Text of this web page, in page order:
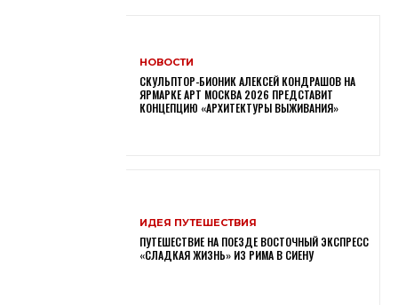
НОВОСТИ
СКУЛЬПТОР-БИОНИК АЛЕКСЕЙ КОНДРАШОВ НА
ЯРМАРКЕ АРТ МОСКВА 2026 ПРЕДСТАВИТ
КОНЦЕПЦИЮ «АРХИТЕКТУРЫ ВЫЖИВАНИЯ»
ИДЕЯ ПУТЕШЕСТВИЯ
ПУТЕШЕСТВИЕ НА ПОЕЗДЕ ВОСТОЧНЫЙ ЭКСПРЕСС
«СЛАДКАЯ ЖИЗНЬ» ИЗ РИМА В СИЕНУ